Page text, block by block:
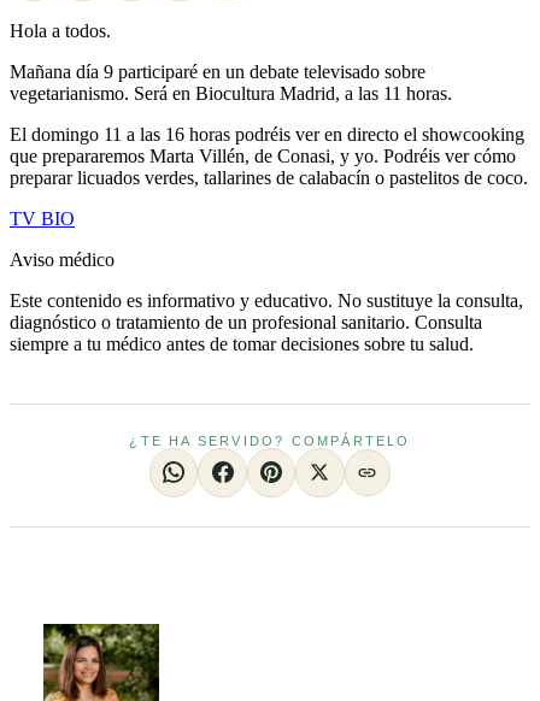
Hola a todos.
Mañana día 9 participaré en un debate televisado sobre
vegetarianismo. Será en Biocultura Madrid, a las 11 horas.
El domingo 11 a las 16 horas podréis ver en directo el showcooking
que prepararemos Marta Villén, de Conasi, y yo. Podréis ver cómo
preparar licuados verdes, tallarines de calabacín o pastelitos de coco.
TV BIO
Aviso médico
Este contenido es informativo y educativo. No sustituye la consulta,
diagnóstico o tratamiento de un profesional sanitario. Consulta
siempre a tu médico antes de tomar decisiones sobre tu salud.
¿TE HA SERVIDO? COMPÁRTELO